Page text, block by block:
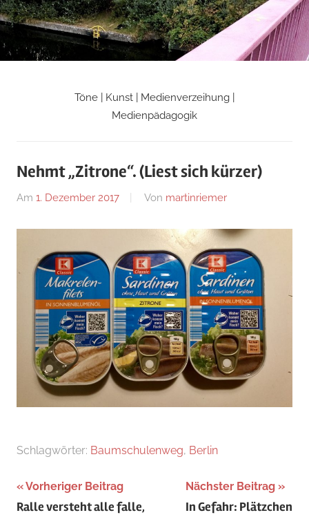
Zum
Inhalt
springen
Martin
Blog
Töne | Kunst | Medienverzeihung |
Medienpädagogik
Nehmt „Zitrone“. (Liest sich kürzer)
Am 1. Dezember 2017 Von martinriemer
Schlagwörter: Baumschulenweg, Berlin
Beitragsnavigation
Vorheriger Beitrag
Ralle versteht alle falle,
Nächster Beitrag
In Gefahr: Plätzchen